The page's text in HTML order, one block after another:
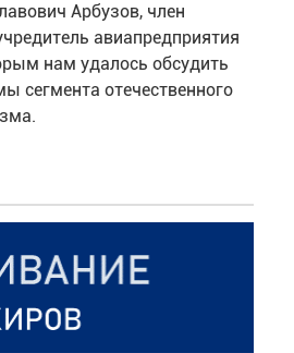
Арбузов, член
авиапредприятия
нам удалось обсудить
сегмента отечественного